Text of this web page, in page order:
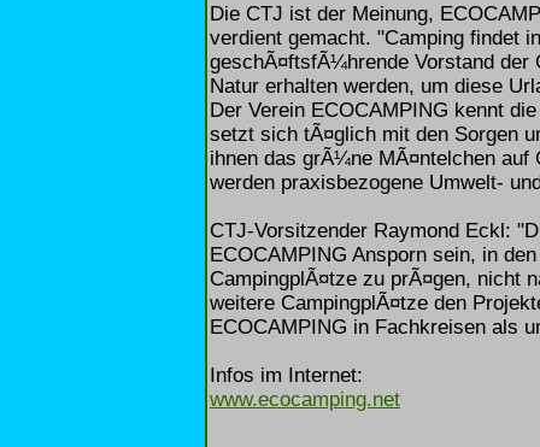
Die CTJ ist der Meinung,
verdient gemacht. "Camping findet
geschÃ¤ftsfÃ¼hrende Vorstand
Natur erhalten werden, um diese
Der Verein ECOCAMPING kennt
setzt sich tÃ¤glich mit den Sorgen
ihnen das grÃ¼ne MÃ¤ntelchen auf
werden praxisbezogene Umwelt-
CTJ-Vorsitzender Raymond Eckl:
ECOCAMPING Ansporn sein, in
CampingplÃ¤tze zu prÃ¤gen, nicht
weitere CampingplÃ¤tze den
ECOCAMPING in Fachkreisen als
Infos im Internet:
www.ecocamping.net